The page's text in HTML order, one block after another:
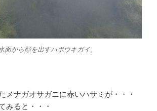
面から顔を出すハボウキガイ。
メナガオサガニに赤いハサミが・・・
みると・・・